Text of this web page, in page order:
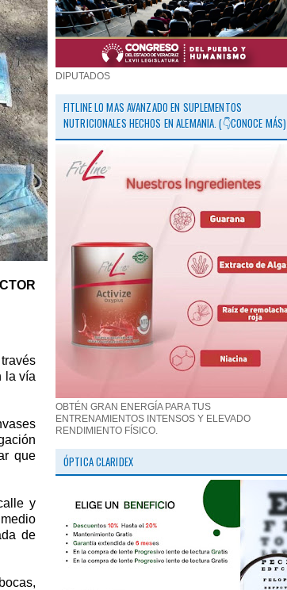
la vía
que
y
de
DIPUTADOS
FITLINE LO MAS AVANZADO EN SUPLEMENTOS
NUTRICIONALES HECHOS EN ALEMANIA. (👇CONOCE MÁS)
OBTÉN GRAN ENERGÍA PARA TUS
ENTRENAMIENTOS INTENSOS Y ELEVADO
RENDIMIENTO FÍSICO.
ÓPTICA CLARIDEX